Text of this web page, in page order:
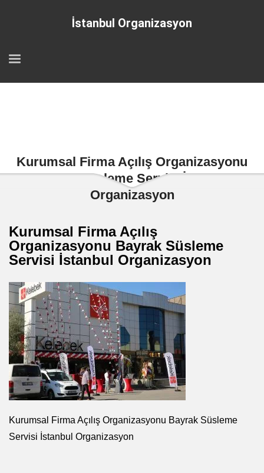
İstanbul Organizasyon
Kurumsal Firma Açılış Organizasyonu
Bayrak Süsleme Servisi İstanbul
Organizasyon
Kurumsal Firma Açılış
Organizasyonu Bayrak Süsleme
Servisi İstanbul Organizasyon
Kurumsal Firma Açılış Organizasyonu Bayrak Süsleme
Servisi İstanbul Organizasyon